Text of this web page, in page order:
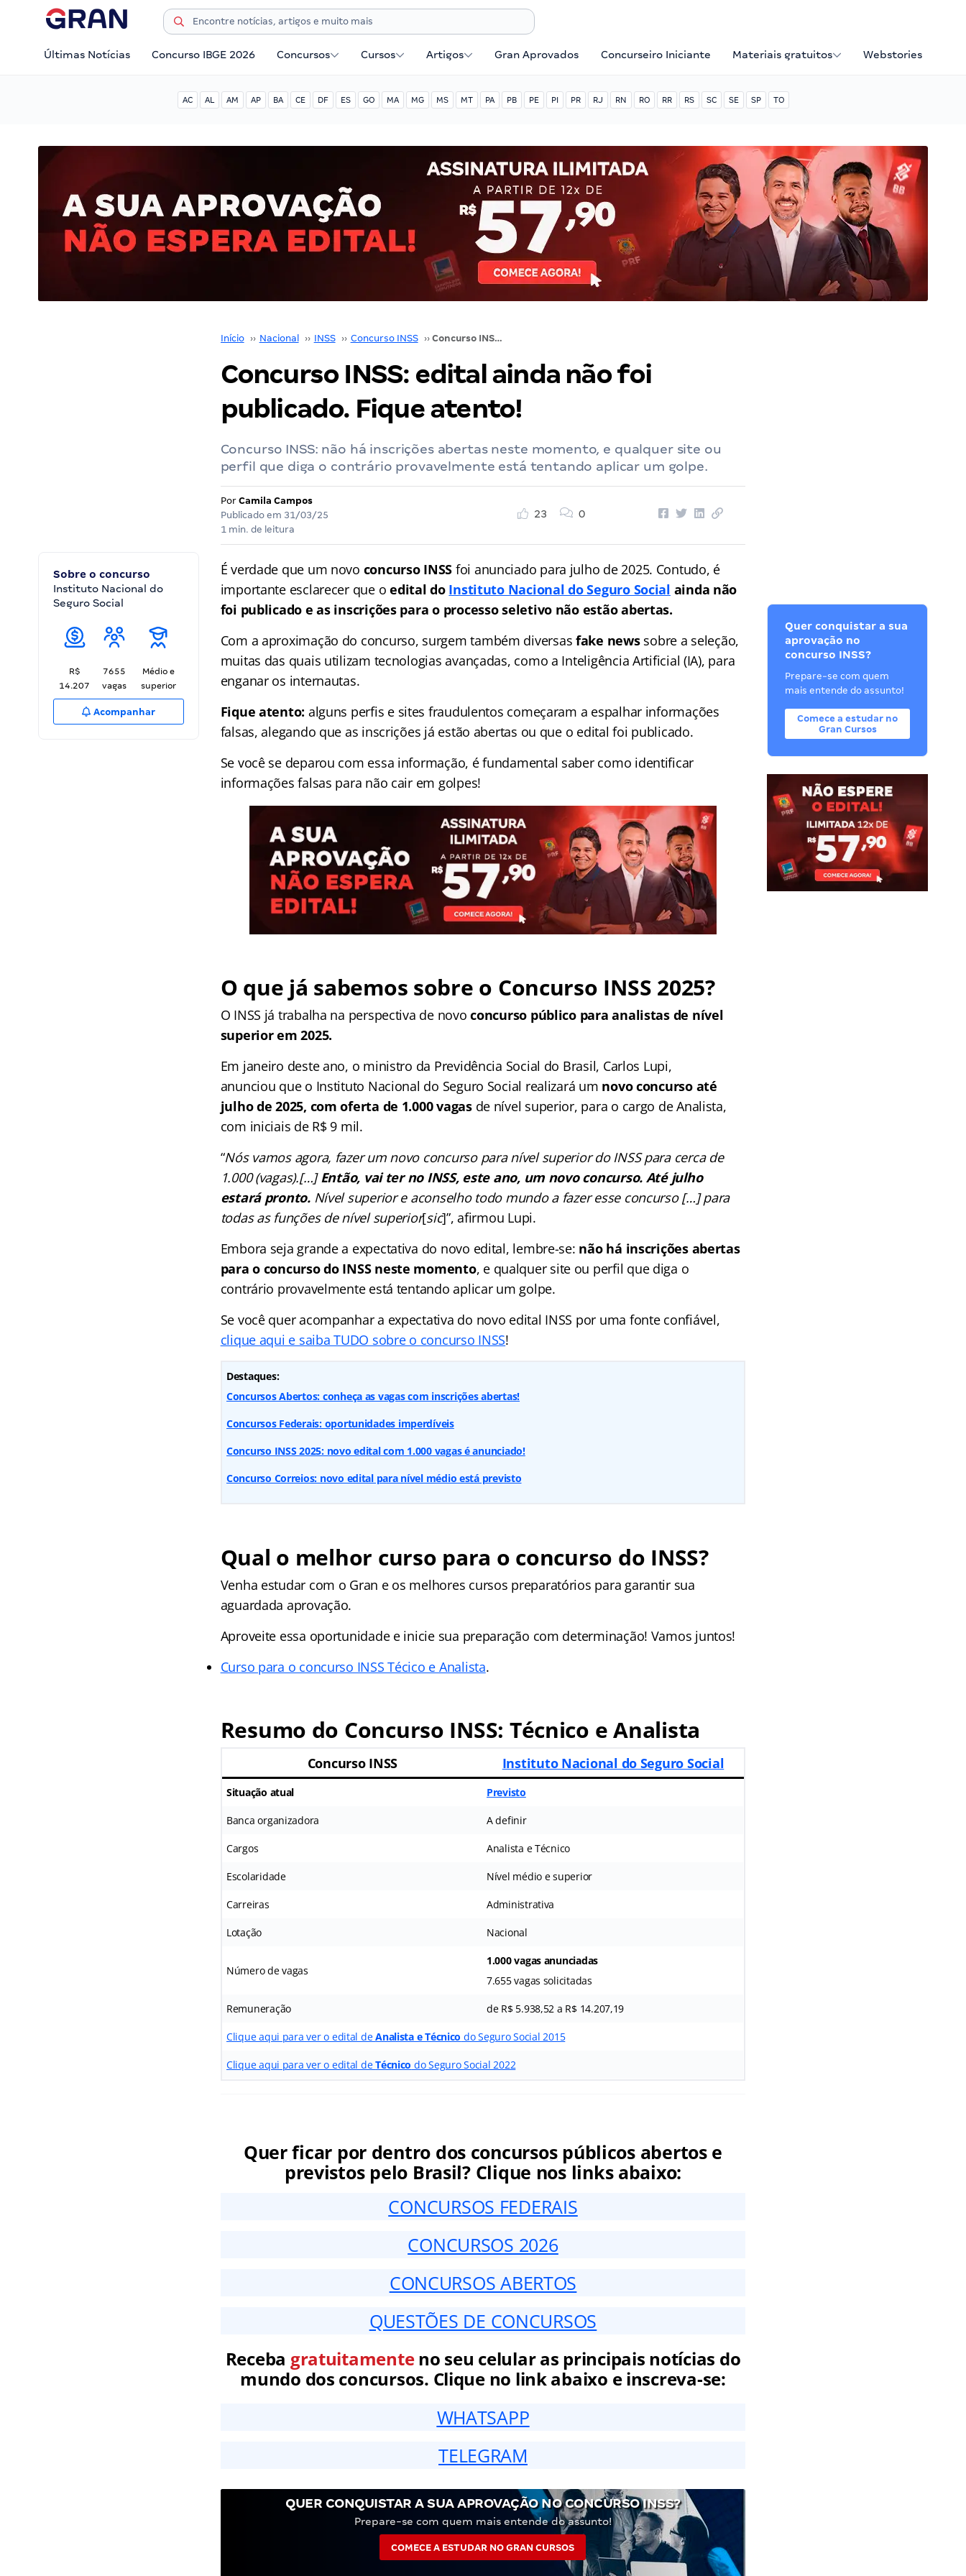
Últimas Notícias Concurso IBGE 2026 Concursos Cursos Artigos Gran Aprovados Concurseiro Iniciante Materiais gratuitos Webstories
AC AL AM AP BA CE DF ES GO MA MG MS MT PA PB PE PI PR RJ RN RO RR RS SC SE SP TO
Início ›› Nacional ›› INSS ›› Concurso INSS ›› Concurso INSS: edital ainda não foi publicado. Fique atento!
Concurso INSS: edital ainda não foi
publicado. Fique atento!
Concurso INSS: não há inscrições abertas neste momento, e qualquer site ou
perfil que diga o contrário provavelmente está tentando aplicar um golpe.
Por Camila Campos
Publicado em 31/03/25
1 min. de leitura
23 0
Sobre o concurso
Instituto Nacional do
Seguro Social
R$
14.207
7655
vagas
Médio e
superior
Acompanhar
É verdade que um novo concurso INSS foi anunciado para julho de 2025. Contudo, é
importante esclarecer que oedital do Instituto Nacional do Seguro Social ainda não
foi publicado e as inscrições para o processo seletivo não estão abertas.
Com a aproximação do concurso, surgem também diversasfake news sobre a seleção,
muitas das quais utilizam tecnologias avançadas, como a Inteligência Artificial (IA), para
enganar os internautas.
Fique atento: alguns perfis e sites fraudulentos começaram a espalhar informações
falsas, alegando que as inscrições já estão abertas ou que o edital foi publicado.
Se você se deparou com essa informação, é fundamental saber como identificar
informações falsas para não cair em golpes!
O que já sabemos sobre o Concurso INSS 2025?
O INSS já trabalha na perspectiva de novoconcurso público para analistas de nível
superior em 2025.
Em janeiro deste ano, o ministro da Previdência Social do Brasil, Carlos Lupi,
anunciou que o Instituto Nacional do Seguro Social realizará um novo concurso até
julho de 2025, com oferta de 1.000 vagas de nível superior, para o cargo de Analista,
com iniciais de R$ 9 mil.
“Nós vamos agora, fazer um novo concurso para nível superior do INSS para cerca de
1.000 (vagas).[…]Então, vai ter no INSS, este ano, um novo concurso. Até julho
estará pronto. Nível superior e aconselho todo mundo a fazer esse concurso […] para
todas as funções de nível superior[sic]”, afirmou Lupi.
Embora seja grande a expectativa do novo edital, lembre-se: não há inscrições abertas
para o concurso do INSS neste momento, e qualquer site ou perfil que diga o
contrário provavelmente está tentando aplicar um golpe.
Se você quer acompanhar a expectativa do novo edital INSS por uma fonte confiável,
clique aqui e saiba TUDO sobre o concurso INSS!
Destaques:
Concursos Abertos: conheça as vagas com inscrições abertas!
Concursos Federais: oportunidades imperdíveis
Concurso INSS 2025: novo edital com 1.000 vagas é anunciado!
Concurso Correios: novo edital para nível médio está previsto
Qual o melhor curso para o concurso do INSS?
Venha estudar com o Gran e os melhores cursos preparatórios para garantir sua
aguardada aprovação.
Aproveite essa oportunidade e inicie sua preparação com determinação! Vamos juntos!
Curso para o concurso INSS Técico e Analista.
Resumo do Concurso INSS: Técnico e Analista
Concurso INSS Instituto Nacional do Seguro Social
Situação atual Previsto
Banca organizadora A definir
Cargos Analista e Técnico
Escolaridade Nível médio e superior
Carreiras Administrativa
Lotação Nacional
Número de vagas
1.000 vagas anunciadas
7.655 vagas solicitadas
Remuneração de R$ 5.938,52 a R$ 14.207,19
Clique aqui para ver o edital deAnalista e Técnico do Seguro Social 2015
Clique aqui para ver o edital deTécnico do Seguro Social 2022
Quer ficar por dentro dos concursos públicos abertos e
previstos pelo Brasil? Clique nos links abaixo:
CONCURSOS FEDERAIS
CONCURSOS 2026
CONCURSOS ABERTOS
QUESTÕES DE CONCURSOS
Receba gratuitamenteno seu celular as principais notícias do
mundo dos concursos. Clique no link abaixo e inscreva-se:
WHATSAPP
TELEGRAM
QUER CONQUISTAR A SUA APROVAÇÃO NO CONCURSO INSS?
Prepare-se com quem mais entende do assunto!
COMECE A ESTUDAR NO GRAN CURSOS
Quer conquistar a sua
aprovação no
concurso INSS?
Prepare-se com quem
mais entende do assunto!
Comece a estudar no
Gran Cursos